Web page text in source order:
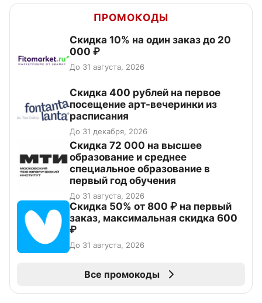
ПРОМОКОДЫ
Скидка 10% на один заказ до 20
000 ₽
До 31 августа, 2026
Cкидка 400 рублей на первое
посещение арт-вечеринки из
расписания
До 31 декабря, 2026
Скидка 72 000 на высшее
образование и среднее
специальное образование в
первый год обучения
До 31 августа, 2026
Скидка 50% от 800 ₽ на первый
заказ, максимальная скидка 600
₽
До 31 августа, 2026
Все промокоды